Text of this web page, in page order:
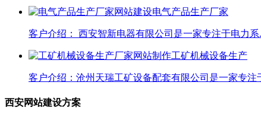
电气产品生产厂家
客户介绍： 西安智新电器有限公司是一家专注于电力系
工矿机械设备生产
客户介绍：沧州天瑞工矿设备配套有限公司是一家专注
西安网站建设方案